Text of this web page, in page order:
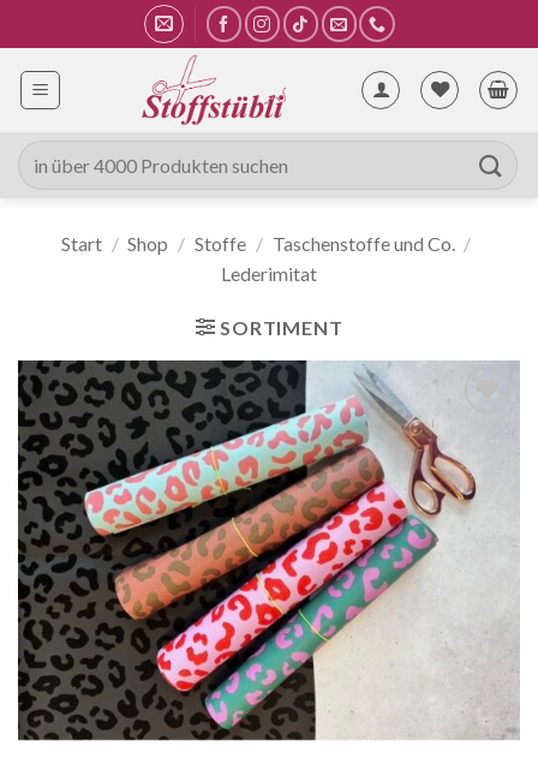
Inhalt
springen
Suche
nach:
Start / Shop / Stoffe / Taschenstoffe und Co. /
Lederimitat
SORTIMENT